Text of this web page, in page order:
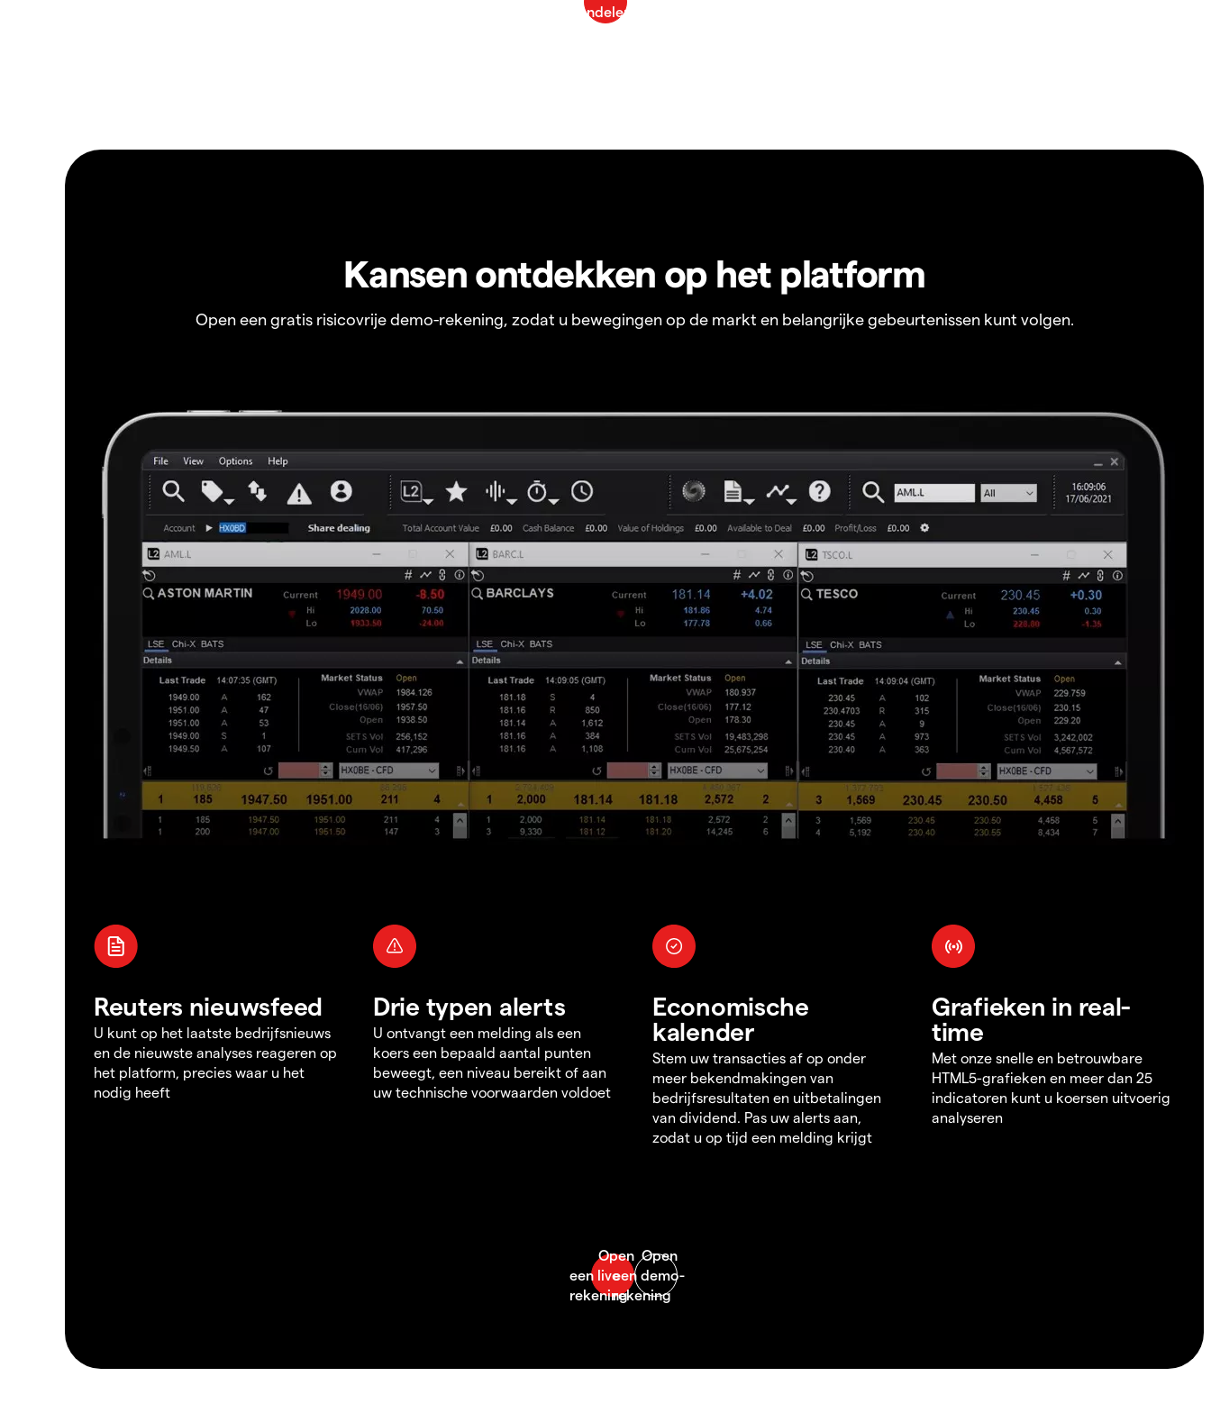
Kansen ontdekken op het platform
Open een gratis risicovrije demo-rekening, zodat u bewegingen op de markt en belangrijke gebeurtenissen kunt volgen.
Reuters nieuwsfeed
U kunt op het laatste bedrijfsnieuws
en de nieuwste analyses reageren op
het platform, precies waar u het
nodig heeft
Drie typen alerts
U ontvangt een melding als een
koers een bepaald aantal punten
beweegt, een niveau bereikt of aan
uw technische voorwaarden voldoet
Economische
kalender
Stem uw transacties af op onder
meer bekendmakingen van
bedrijfsresultaten en uitbetalingen
van dividend. Pas uw alerts aan,
zodat u op tijd een melding krijgt
Grafieken in real-
time
Met onze snelle en betrouwbare
HTML5-grafieken en meer dan 25
indicatoren kunt u koersen uitvoerig
analyseren